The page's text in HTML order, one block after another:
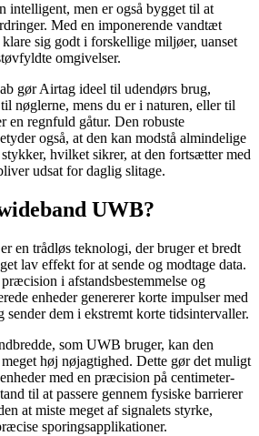
intelligent, men er også bygget til at
Med en imponerende vandtæt
sig godt i forskellige miljøer, uanset
omgivelser.
gør Airtag ideel til udendørs brug,
nøglerne, mens du er i naturen, eller til
en regnfuld gåtur. Den robuste
også, at den kan modstå almindelige
hvilket sikrer, at den fortsætter med
udsat for daglig slitage.
UWB?
en trådløs teknologi, der bruger et bredt
lav effekt for at sende og modtage data.
i afstandsbestemmelse og
enheder genererer korte impulser med
sender dem i ekstremt korte tidsintervaller.
som UWB bruger, kan den
høj nøjagtighed. Dette gør det muligt
med en præcision på centimeter-
til at passere gennem fysiske barrierer
at miste meget af signalets styrke,
sporingsapplikationer.